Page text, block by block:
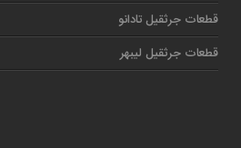
قطعات جرثقیل تادانو
قطعات جرثقیل لیبهر